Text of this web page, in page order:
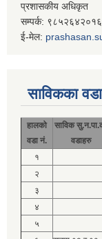
प्रशासकीय अधिकृत
सम्पर्क: ९८५२६४२०१६
ई-मेल:
साविकका
हालको
वडा नं.
साविक
वडाहरु
१
२
३
४
५